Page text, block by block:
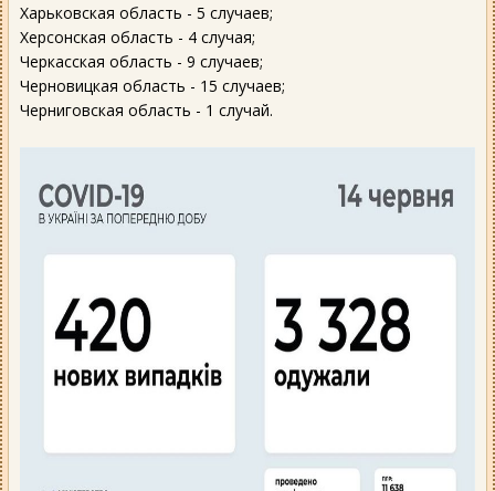
Харьковская область - 5 случаев;
Херсонская область - 4 случая;
Черкасская область - 9 случаев;
Черновицкая область - 15 случаев;
Черниговская область - 1 случай.